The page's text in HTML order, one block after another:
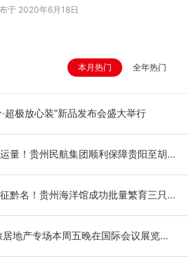
布于 2020年6月18日
本月热门 全年热门
超极放心装”新品发布会盛大举行
量！贵州民航集团顺利保障贵阳至胡
黔名！贵州海洋馆成功批量繁育三只
居地产专场本周五晚在国际会议展览中